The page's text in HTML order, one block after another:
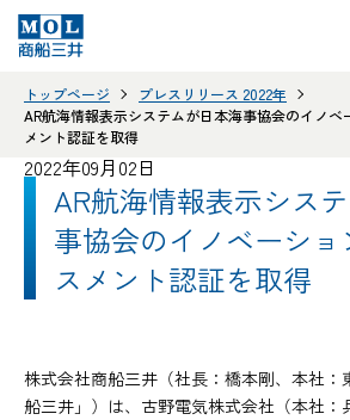
トップページ
プレスリリース 2022年
AR航海情報表示システムが日本海事協会のイノベ
メント認証を取得
2022年09月02日
AR航海情報表示シス
事協会のイノベーショ
スメント認証を取得
株式会社商船三井（社長：橋本剛、本社：
船三井」）は、古野電気株式会社（本社：